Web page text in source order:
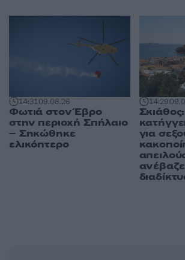
14:3109.08.26
Φωτιά στον Έβρο
στην περιοχή Σπήλαιο
– Σηκώθηκε
ελικόπτερο
14:29
για